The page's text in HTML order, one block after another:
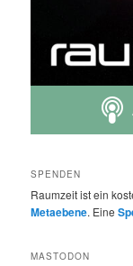
SPENDEN
Raumzeit ist ein
Metaebene. Eine
MASTODON